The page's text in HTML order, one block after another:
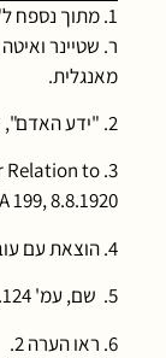
מאנגלית.
2. "ידע האדם", GA 293, הרצאה שמינית, 29.8.1919.
Relation to
8.8.1920.
4. הוצאת עם עובד, 2005.
5. שם, עמ' 124.
6. ראו הערה 2.